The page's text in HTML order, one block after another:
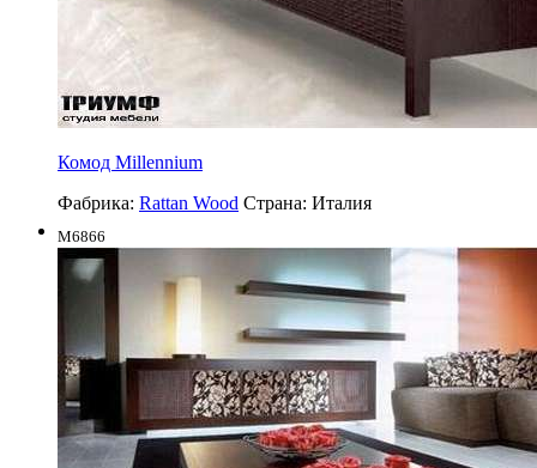
Комод Millennium
Фабрика: Rattan Wood Страна: Италия
M6866